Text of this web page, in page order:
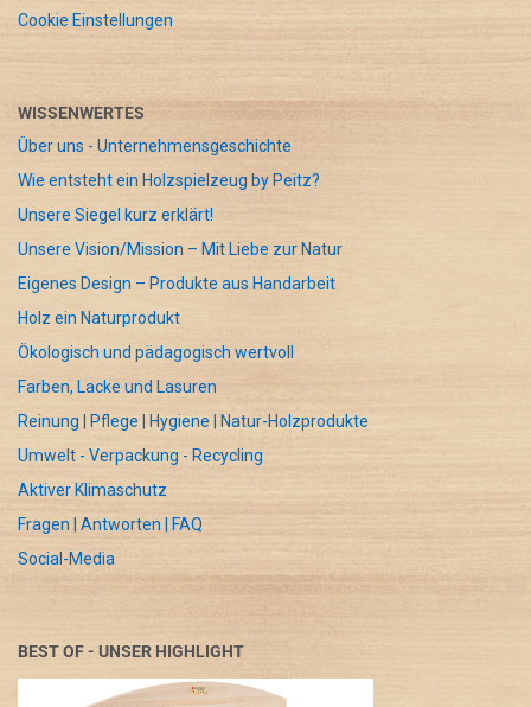
Cookie Einstellungen
WISSENWERTES
Über uns - Unternehmensgeschichte
Wie entsteht ein Holzspielzeug by Peitz?
Unsere Siegel kurz erklärt!
Unsere Vision/Mission – Mit Liebe zur Natur
Eigenes Design – Produkte aus Handarbeit
Holz ein Naturprodukt
Ökologisch und pädagogisch wertvoll
Farben, Lacke und Lasuren
Reinung | Pflege | Hygiene | Natur-Holzprodukte
Umwelt - Verpackung - Recycling
Aktiver Klimaschutz
Fragen | Antworten | FAQ
Social-Media
BEST OF - UNSER HIGHLIGHT